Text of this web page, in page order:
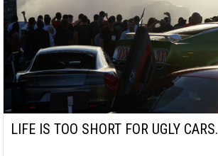
LIFE IS TOO SHORT FOR UGLY CARS.